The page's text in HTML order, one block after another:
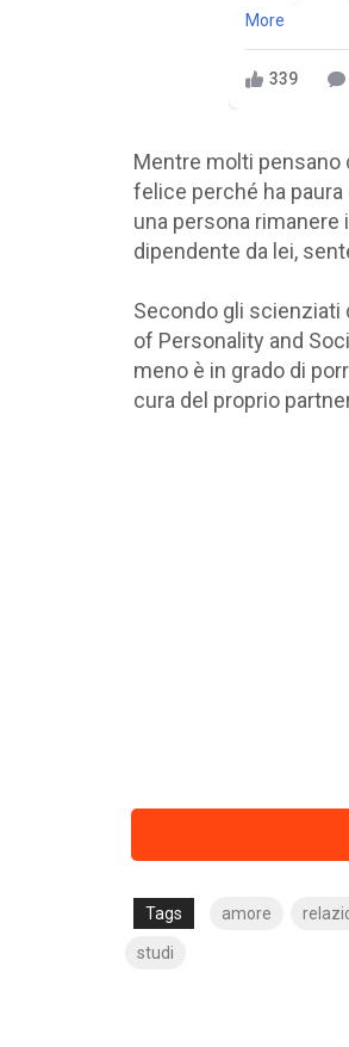
More
339
Mentre molti pensano
felice perché ha
una persona
dipendente da lei,
Secondo gli scienziati
of Personality and
meno è in grado di
cura del proprio
Tags amore
studi